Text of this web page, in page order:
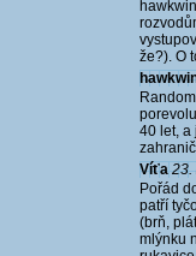
že?). O
40 let, a
Víťa 23.
Pořád
patří
(brň,
mlýnku